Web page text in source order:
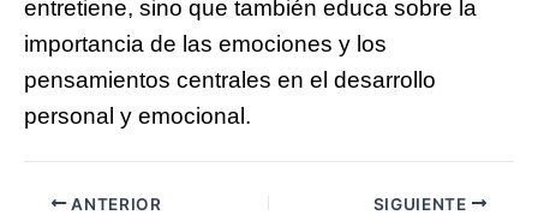
entretiene, sino que también educa sobre la
importancia de las emociones y los
pensamientos centrales en el desarrollo
personal y emocional.
ANTERIOR SIGUIENTE